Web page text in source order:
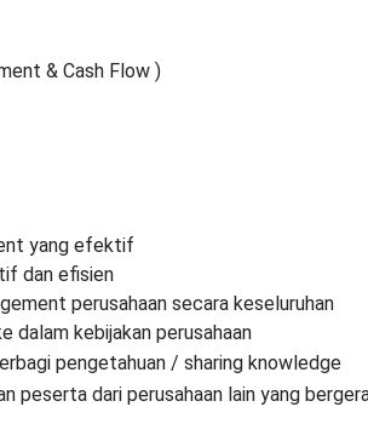
& Cash Flow )
yang efektif
dan efisien
perusahaan secara keseluruhan
dalam kebijakan perusahaan
pengetahuan / sharing knowledge
peserta dari perusahaan lain yang